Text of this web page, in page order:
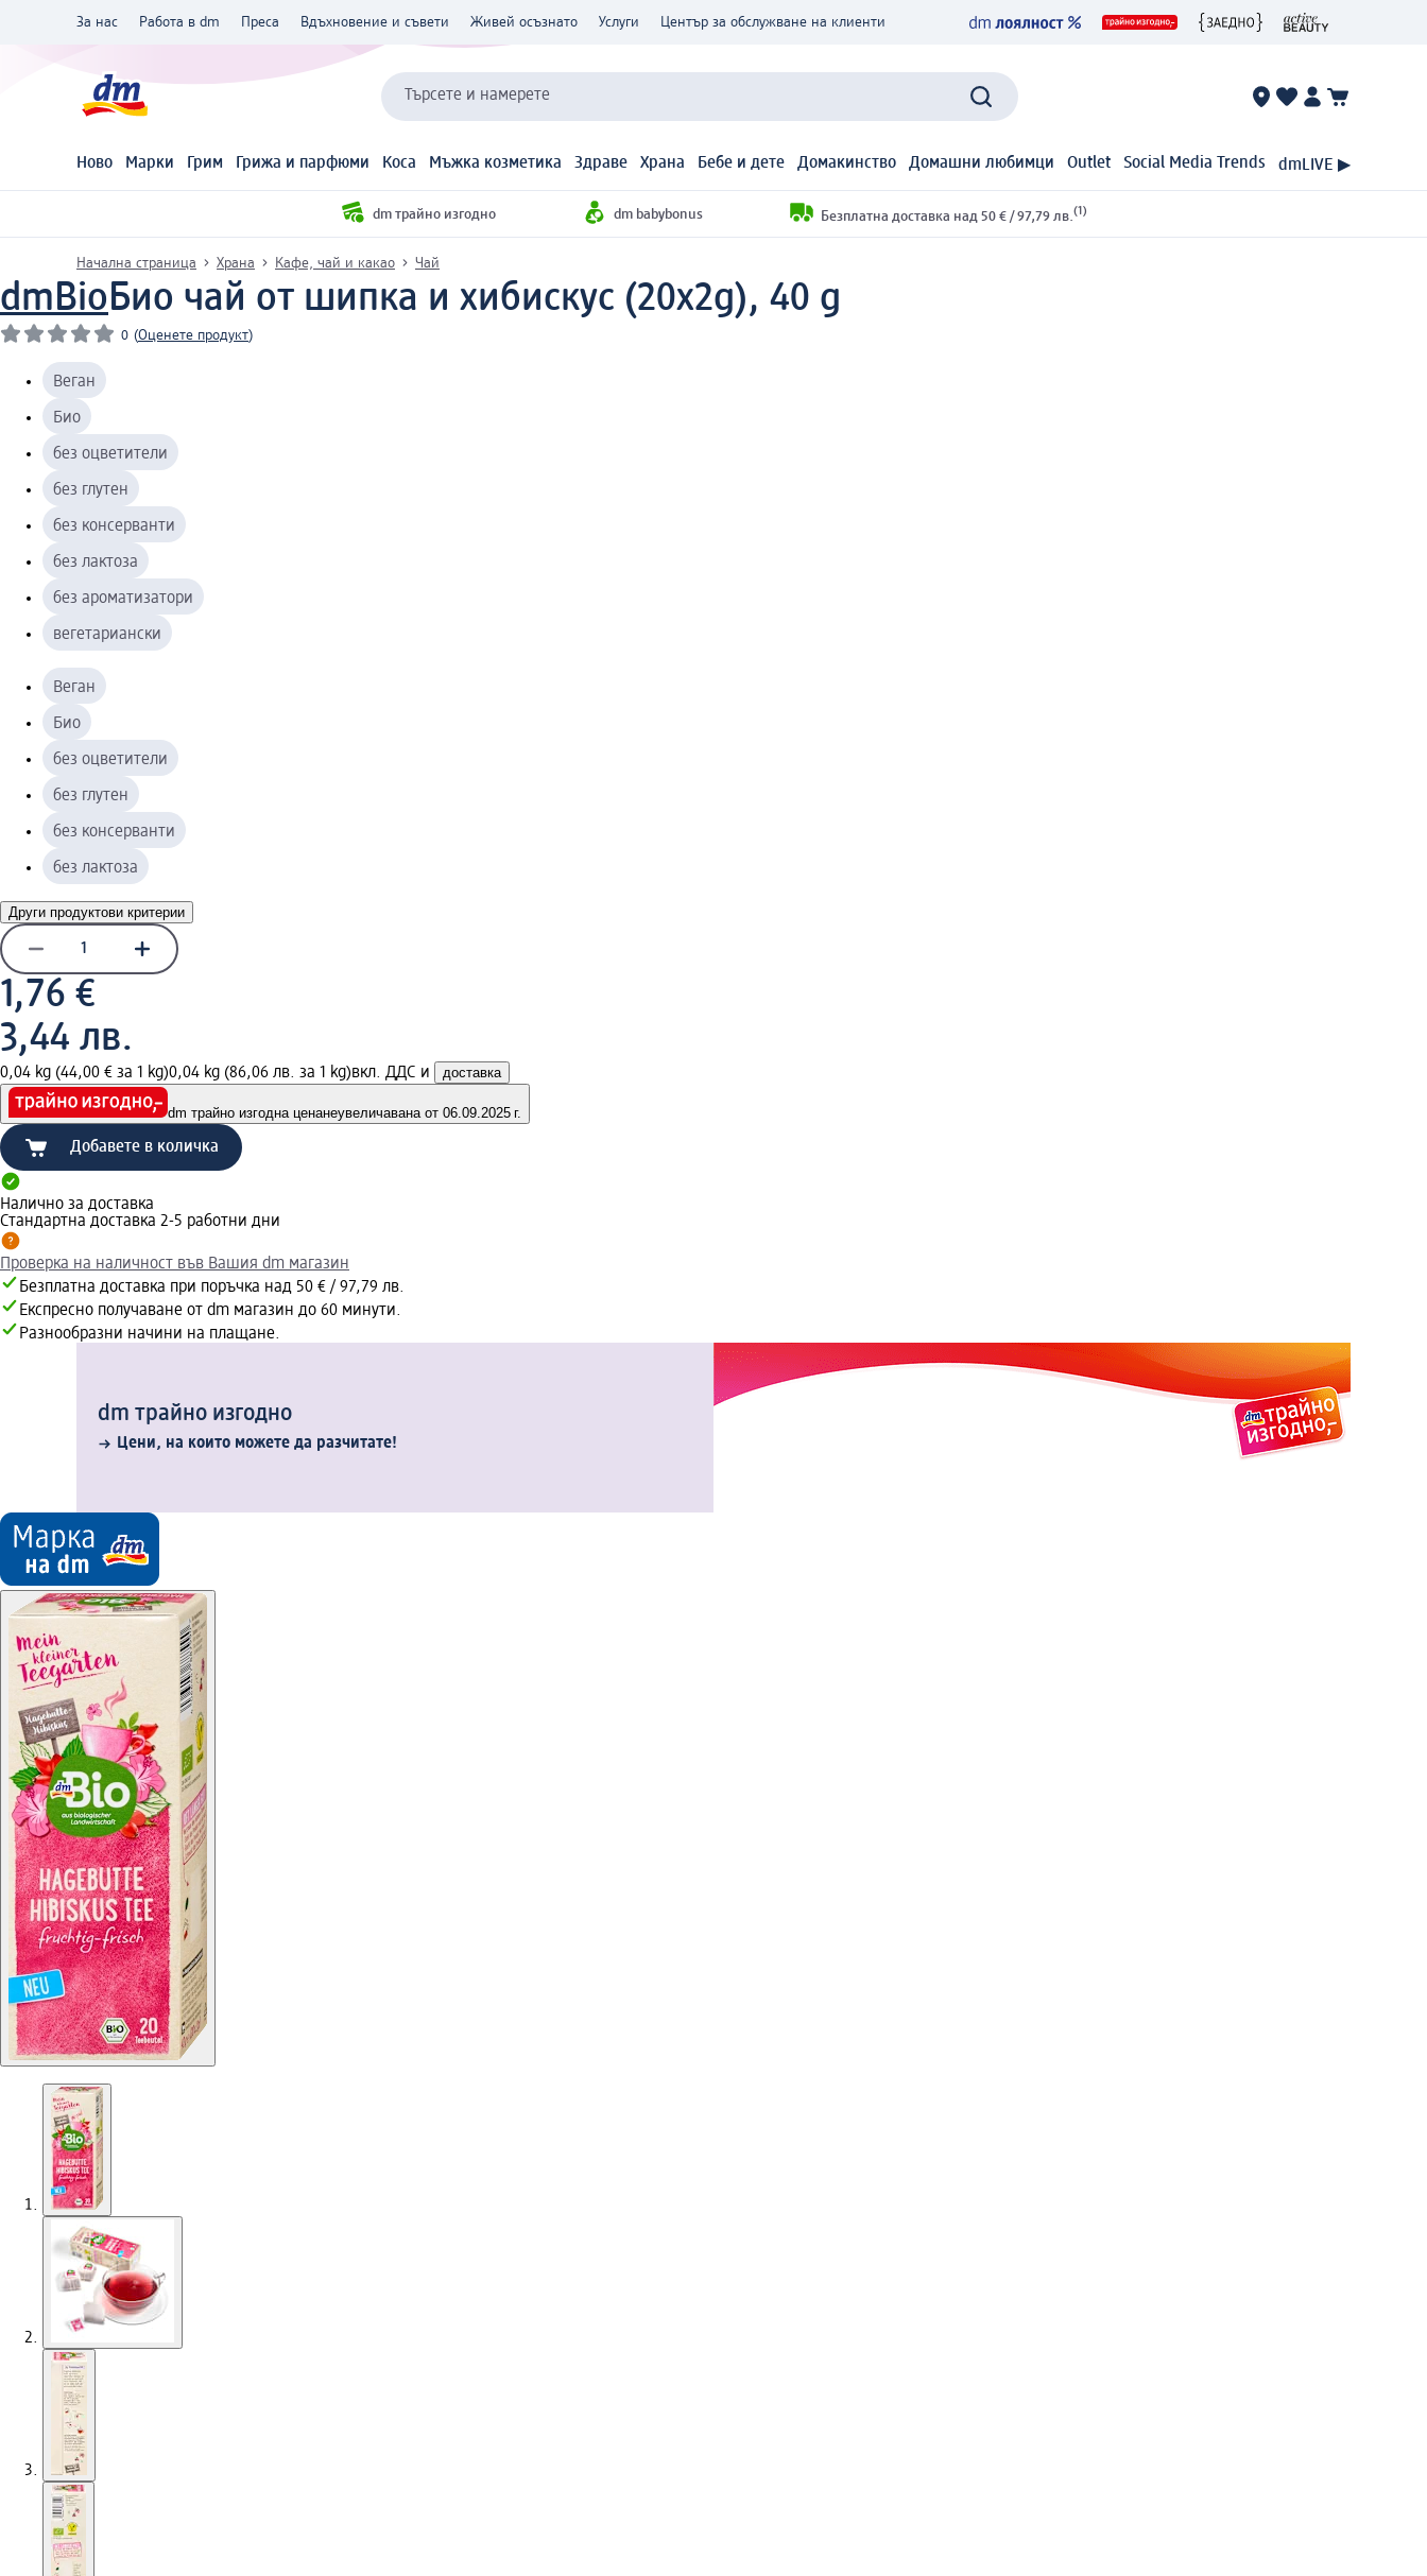
За нас Работа в dm Преса Вдъхновение и съвети Живей осъзнато Услуги Център за обслужване на клиенти
Търсете и намерете
Ново Марки Грим Грижа и парфюми Коса Мъжка козметика Здраве Храна Бебе и дете Домакинство Домашни любимци Outlet Social Media Trends dmLIVE ▶
dm трайно изгодно dm babybonus Безплатна доставка над 50 € / 97,79 лв. (1)
Начална страница Храна Кафе, чай и какао Чай
dmBioБио чай от шипка и хибискус (20x2g), 40 g
0 (Оценете продукт)
Веган
Био
без оцветители
без глутен
без консерванти
без лактоза
без ароматизатори
вегетариански
Веган
Био
без оцветители
без глутен
без консерванти
без лактоза
Други продуктови критерии
1,76 €
3,44 лв.
0,04 kg (44,00 € за 1 kg)0,04 kg (86,06 лв. за 1 kg)вкл. ДДС и доставка
dm трайно изгодна ценанеувеличавана от 06.09.2025 г.
Добавете в количка
Налично за доставка
Стандартна доставка 2-5 работни дни
Проверка на наличност във Вашия dm магазин
Безплатна доставка при поръчка над 50 € / 97,79 лв.
Експресно получаване от dm магазин до 60 минути.
Разнообразни начини на плащане.
dm трайно изгодно
Цени, на които можете да разчитате!